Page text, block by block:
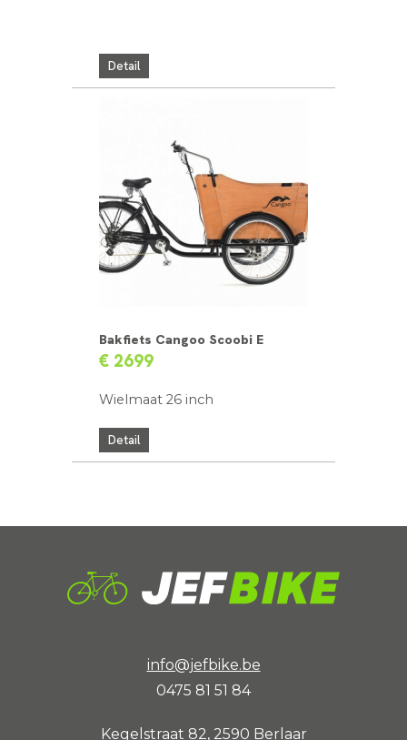
Detail
Bakfiets Cangoo Scoobi E
€ 2699
Wielmaat 26 inch
Detail
info@jefbike.be
0475 81 51 84
Kegelstraat 82, 2590 Berlaar